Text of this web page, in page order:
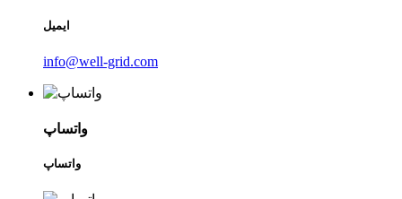
ایمیل
info@well-grid.com
واتساپ
واتساپ